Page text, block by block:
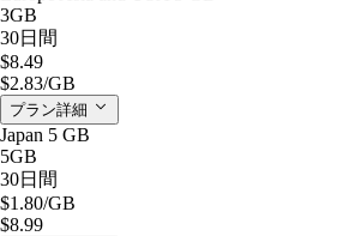
3GB
30日間
$8.49
$2.83/GB
プラン詳細
Japan 5 GB
5GB
30日間
$1.80/GB
$8.99